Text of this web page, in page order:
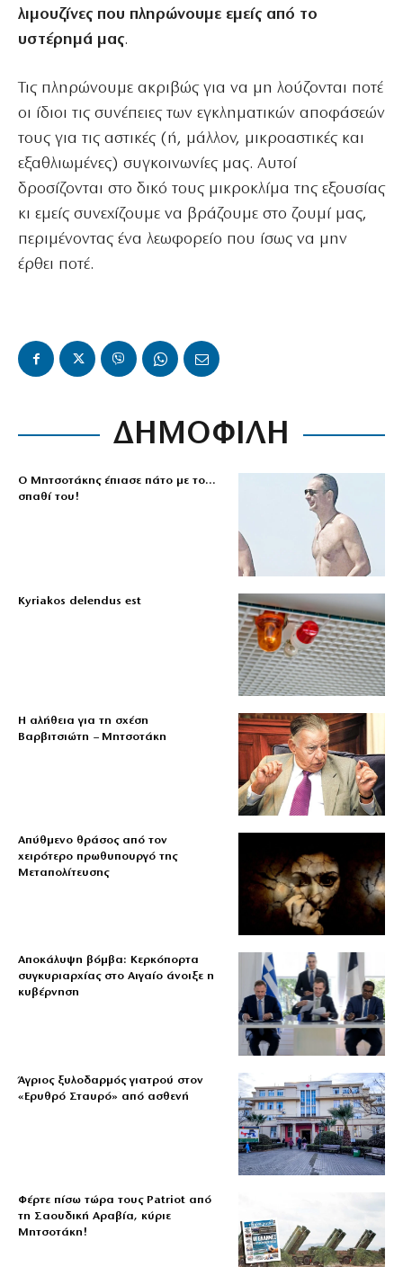
λιμουζίνες που πληρώνουμε εμείς από το
υστέρημά μας.
Τις πληρώνουμε ακριβώς για να μη λούζονται ποτέ
οι ίδιοι τις συνέπειες των εγκληματικών αποφάσεών
τους για τις αστικές (ή, μάλλον, μικροαστικές και
εξαθλιωμένες) συγκοινωνίες μας. Αυτοί
δροσίζονται στο δικό τους μικροκλίμα της εξουσίας
κι εμείς συνεχίζουμε να βράζουμε στο ζουμί μας,
περιμένοντας ένα λεωφορείο που ίσως να μην
έρθει ποτέ.
ΔΗΜΟΦΙΛΗ
Ο Μητσοτάκης έπιασε πάτο με το…
σπαθί του!
Kyriakos delendus est
Η αλήθεια για τη σχέση
Βαρβιτσιώτη – Μητσοτάκη
Απύθμενο θράσος από τον
χειρότερο πρωθυπουργό της
Μεταπολίτευσης
Αποκάλυψη βόμβα: Κερκόπορτα
συγκυριαρχίας στο Αιγαίο άνοιξε η
κυβέρνηση
Άγριος ξυλοδαρμός γιατρού στον
«Ερυθρό Σταυρό» από ασθενή
Φέρτε πίσω τώρα τους Patriot από
τη Σαουδική Αραβία, κύριε
Μητσοτάκη!